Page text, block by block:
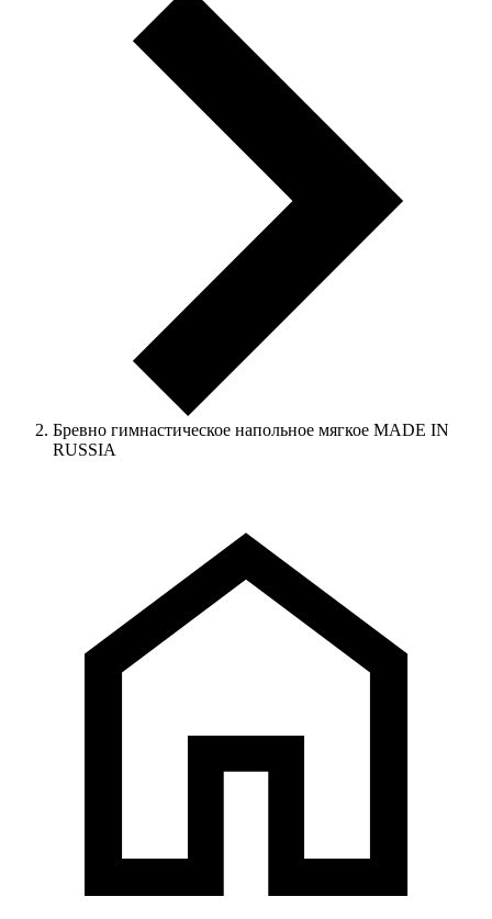
Бревно гимнастическое напольное мягкое MADE IN
RUSSIA